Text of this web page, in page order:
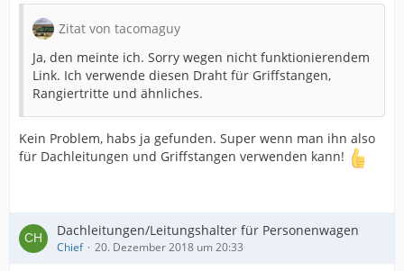
Zitat von tacomaguy
Ja, den meinte ich. Sorry wegen nicht funktionierendem
Link. Ich verwende diesen Draht für Griffstangen,
Rangiertritte und ähnliches.
Kein Problem, habs ja gefunden. Super wenn man ihn also
für Dachleitungen und Griffstangen verwenden kann!
Dachleitungen/Leitungshalter für Personenwagen
Chief 20. Dezember 2018 um 20:33